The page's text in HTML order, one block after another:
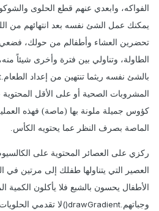
الفواكه، وابعدي عنهم قطع الحلوى
يمكنك عمل الشئ نفسه بعد انتهائهم من
تحضرين العشاء وأطفالم من حولك،
الطاولة، وتناولي بين فترة وأخرى شيئاً
بالشئ نفسه ريثما تنتهين من إعداد الطعام.
المشروبات الصحية أو على الأقل
كؤوس جميلة ملونة بها (ماصة) فهذه
الماصة بصرف النظر عما يحتويه الكأس.
ركزي على العصائر المحتوية على
العصير التي يتناولها طفلك إلى مرتين في
الأطفال يحسون بالشبع فلا يأكلون الكمية
وجباتهم.drawGradient() لا تقدمي